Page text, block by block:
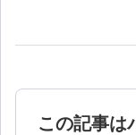
この記事は